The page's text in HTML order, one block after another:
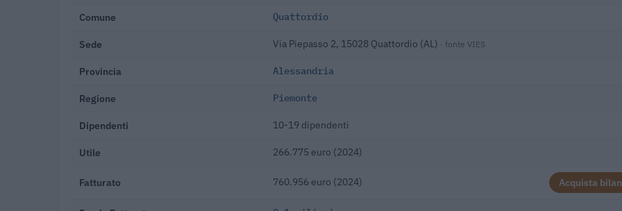
Comune Quattordio
Sede Via Piepasso 2, 15028 Quattordio (AL) · fonte VIES
Provincia Alessandria
Regione Piemonte
Dipendenti 10-19 dipendenti
Utile 266.775 euro (2024)
Fatturato 760.956 euro (2024) Acquista